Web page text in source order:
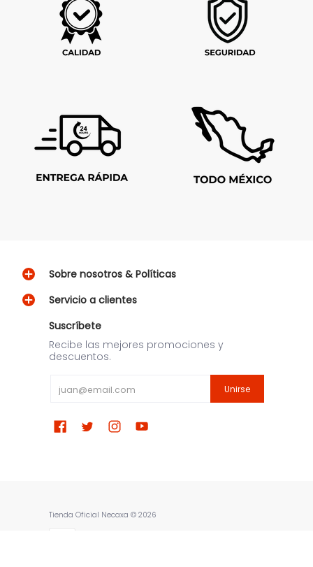
Sobre nosotros & Políticas
Servicio a clientes
Suscríbete
Recibe las mejores promociones y
descuentos.
Unirse
Tienda Oficial Necaxa © 2026